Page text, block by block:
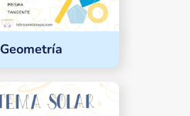
Geometría